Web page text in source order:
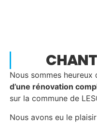
Nous sommes
d’une rénovation
sur la commune de
Nous avons eu le